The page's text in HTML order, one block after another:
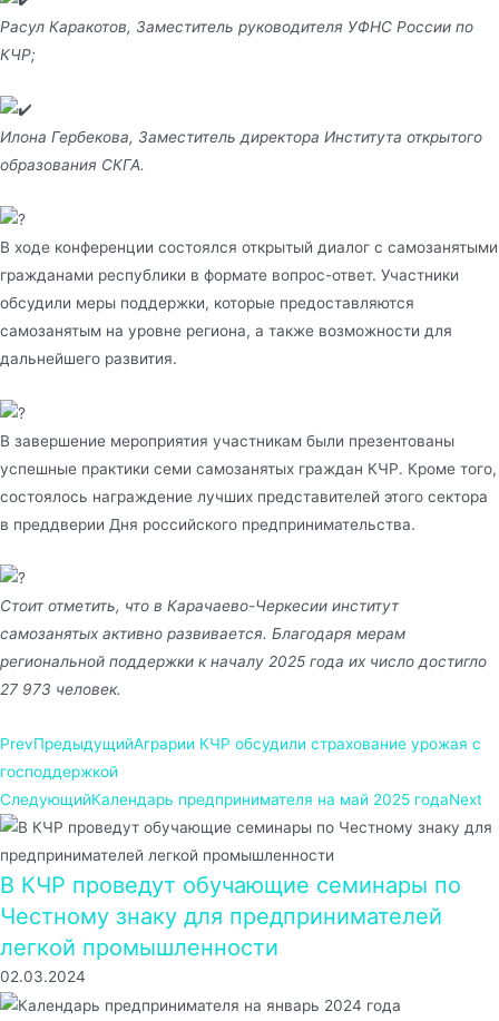
Расул Каракотов, Заместитель руководителя УФНС России по
КЧР;
Илона Гербекова, Заместитель директора Института открытого
образования СКГА.
В ходе конференции состоялся открытый диалог с самозанятыми
гражданами республики в формате вопрос-ответ. Участники
обсудили меры поддержки, которые предоставляются
самозанятым на уровне региона, а также возможности для
дальнейшего развития.
В завершение мероприятия участникам были презентованы
успешные практики семи самозанятых граждан КЧР. Кроме того,
состоялось награждение лучших представителей этого сектора
в преддверии Дня российского предпринимательства.
Стоит отметить, что в Карачаево-Черкесии институт
самозанятых активно развивается. Благодаря мерам
региональной поддержки к началу 2025 года их число достигло
27 973 человек.
PrevПредыдущийАграрии КЧР обсудили страхование урожая с
господдержкой
СледующийКалендарь предпринимателя на май 2025 годаNext
В КЧР проведут обучающие семинары по
Честному знаку для предпринимателей
легкой промышленности
02.03.2024